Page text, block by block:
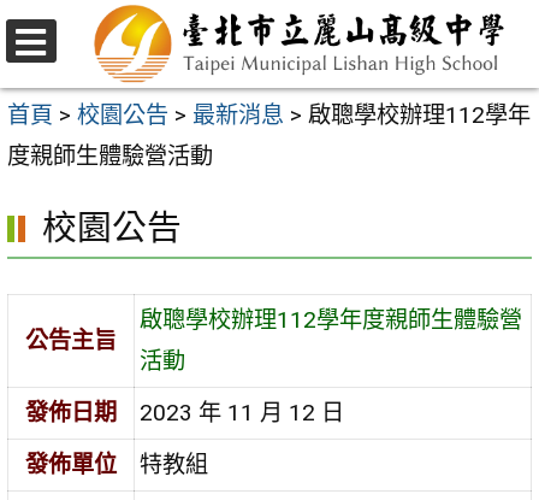
跳
至
主
要
容
區
選
單
首頁 > 校園公告 > 最新消息 > 啟聰學校辦理112學年
度親師生體驗營活動
校園公告
公告主旨
啟聰學校辦理112學年度親師生體驗營
活動
發佈日期
2023 年 11 月 12 日
發佈單位
特教組